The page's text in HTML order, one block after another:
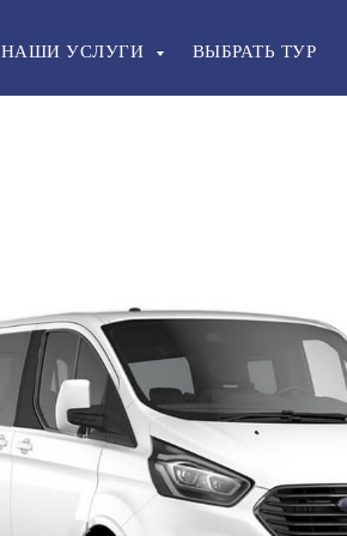
НАШИ УСЛУГИ ВЫБРАТЬ ТУР